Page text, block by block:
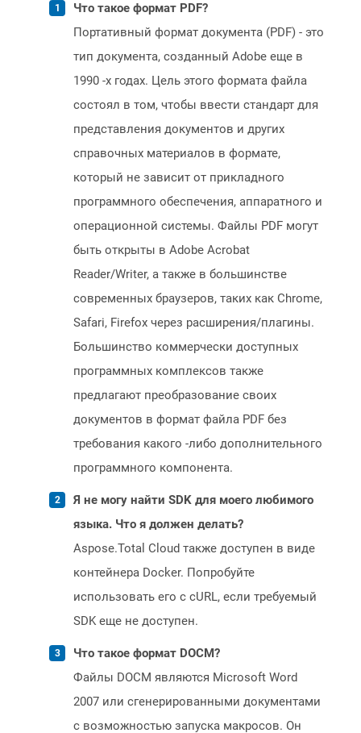
Что такое формат PDF?
Портативный формат документа (PDF) - это
тип документа, созданный Adobe еще в
1990 -х годах. Цель этого формата файла
состоял в том, чтобы ввести стандарт для
представления документов и других
справочных материалов в формате,
который не зависит от прикладного
программного обеспечения, аппаратного и
операционной системы. Файлы PDF могут
быть открыты в Adobe Acrobat
Reader/Writer, а также в большинстве
современных браузеров, таких как Chrome,
Safari, Firefox через расширения/плагины.
Большинство коммерчески доступных
программных комплексов также
предлагают преобразование своих
документов в формат файла PDF без
требования какого -либо дополнительного
программного компонента.
Я не могу найти SDK для моего любимого
языка. Что я должен делать?
Aspose.Total Cloud также доступен в виде
контейнера Docker. Попробуйте
использовать его с cURL, если требуемый
SDK еще не доступен.
Что такое формат DOCM?
Файлы DOCM являются Microsoft Word
2007 или сгенерированными документами
с возможностью запуска макросов. Он